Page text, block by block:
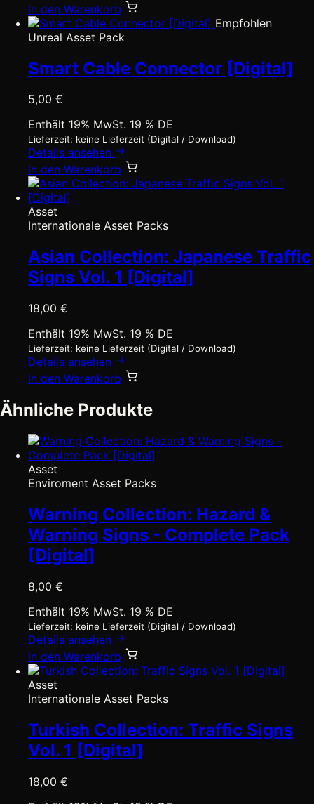
In den Warenkorb
Empfohlen
Unreal Asset Pack
Smart Cable Connector [Digital]
5,00 €
Enthält 19% MwSt. 19 % DE
Lieferzeit: keine Lieferzeit (Digital / Download)
Details ansehen
In den Warenkorb
Asset
Internationale Asset Packs
Asian Collection: Japanese Traffic
Signs Vol. 1 [Digital]
18,00 €
Enthält 19% MwSt. 19 % DE
Lieferzeit: keine Lieferzeit (Digital / Download)
Details ansehen
In den Warenkorb
Ähnliche Produkte
Asset
Enviroment Asset Packs
Warning Collection: Hazard &
Warning Signs - Complete Pack
[Digital]
8,00 €
Enthält 19% MwSt. 19 % DE
Lieferzeit: keine Lieferzeit (Digital / Download)
Details ansehen
In den Warenkorb
Asset
Internationale Asset Packs
Turkish Collection: Traffic Signs
Vol. 1 [Digital]
18,00 €